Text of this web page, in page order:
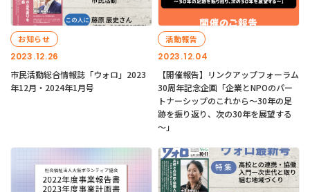
2023.12.26
お知らせ
市民活動総合情報誌「ウォロ」2023
年12月・2024年1月号
2023.12.04
活動報告
【開催報告】リンクアップフォーラム
30周年記念企画「企業とNPOのパー
トナーシップのこれから～30年の足
跡を振り返り、次の30年を展望する
～」